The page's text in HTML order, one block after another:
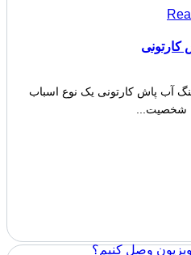
کارتونی
آب پاش کارتونی یک نوع اسباب
شخصیت‌...